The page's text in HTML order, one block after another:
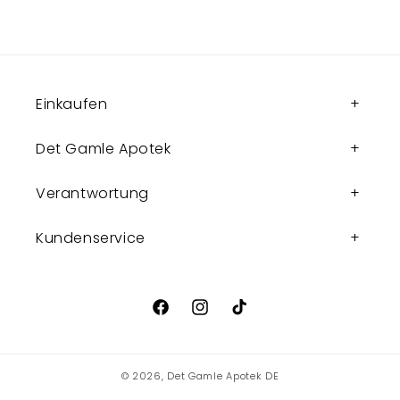
Einkaufen
Det Gamle Apotek
Verantwortung
Kundenservice
FacebookInstagram
TikTok
© 2026, Det Gamle Apotek DE